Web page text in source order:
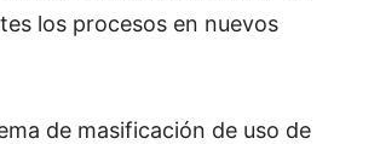
los procesos en nuevos
de masificación de uso de